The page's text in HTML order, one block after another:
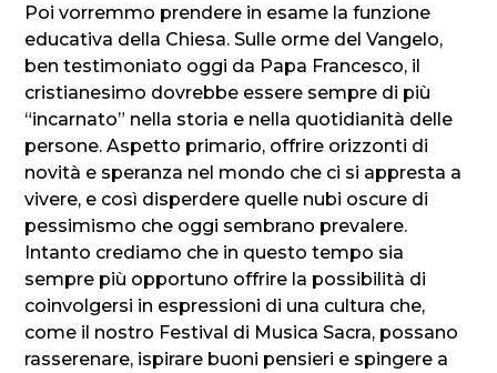
Poi vorremmo prendere in esame la funzione
educativa della Chiesa. Sulle orme del Vangelo,
ben testimoniato oggi da Papa Francesco, il
cristianesimo dovrebbe essere sempre di più
“incarnato” nella storia e nella quotidianità delle
persone. Aspetto primario, offrire orizzonti di
novità e speranza nel mondo che ci si appresta a
vivere, e così disperdere quelle nubi oscure di
pessimismo che oggi sembrano prevalere.
Intanto crediamo che in questo tempo sia
sempre più opportuno offrire la possibilità di
coinvolgersi in espressioni di una cultura che,
come il nostro Festival di Musica Sacra, possano
rasserenare, ispirare buoni pensieri e spingere a